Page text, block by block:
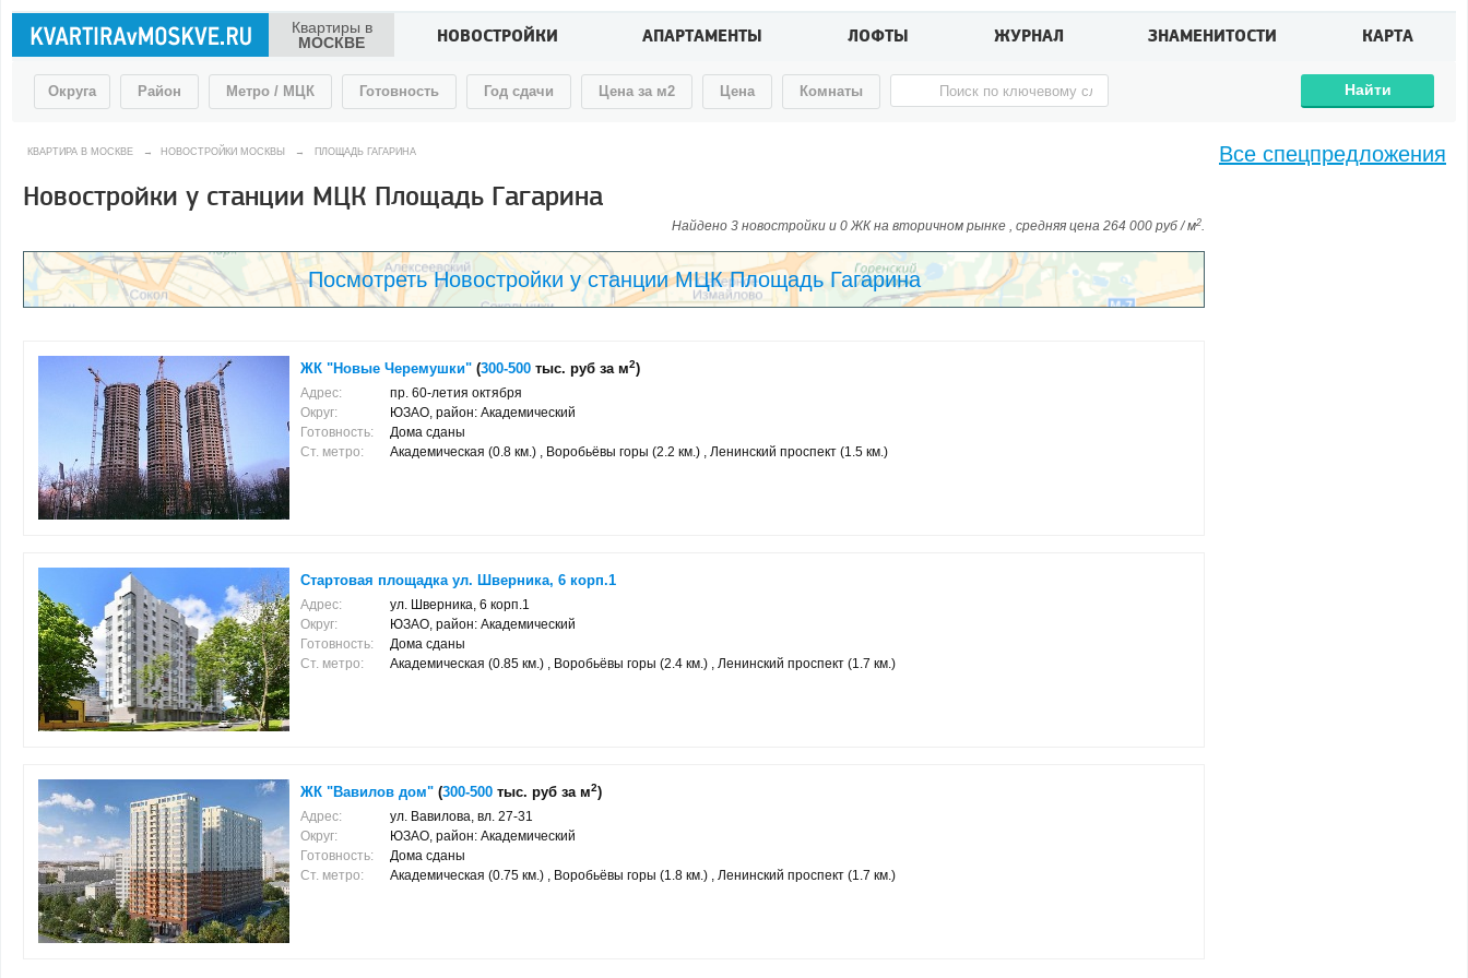
Квартиры в
МОСКВЕ
НОВОСТРОЙКИ АПАРТАМЕНТЫ ЛОФТЫ ЖУРНАЛ ЗНАМЕНИТОСТИ КАРТА
Округа Район Метро / МЦК Готовность Год сдачи Цена за м2 Цена Комнаты Найти
КВАРТИРА В МОСКВЕ → НОВОСТРОЙКИ МОСКВЫ → ПЛОЩАДЬ ГАГАРИНА
Новостройки у станции МЦК Площадь Гагарина
Найдено 3 новостройки и 0 ЖК на вторичном рынке , средняя цена 264 000 руб / м2.
Посмотреть Новостройки у станции МЦК Площадь Гагарина
ЖК "Новые Черемушки" (300-500 тыс. руб за м2)
Адрес:
пр. 60-летия октября
Округ:
ЮЗАО, район: Академический
Готовность:
Дома сданы
Ст. метро:
Академическая (0.8 км.) , Воробьёвы горы (2.2 км.) , Ленинский проспект (1.5 км.)
Стартовая площадка ул. Шверника, 6 корп.1
Адрес:
ул. Шверника, 6 корп.1
Округ:
ЮЗАО, район: Академический
Готовность:
Дома сданы
Ст. метро:
Академическая (0.85 км.) , Воробьёвы горы (2.4 км.) , Ленинский проспект (1.7 км.)
ЖК "Вавилов дом" (300-500 тыс. руб за м2)
Адрес:
ул. Вавилова, вл. 27-31
Округ:
ЮЗАО, район: Академический
Готовность:
Дома сданы
Ст. метро:
Академическая (0.75 км.) , Воробьёвы горы (1.8 км.) , Ленинский проспект (1.7 км.)
Все спецпредложения